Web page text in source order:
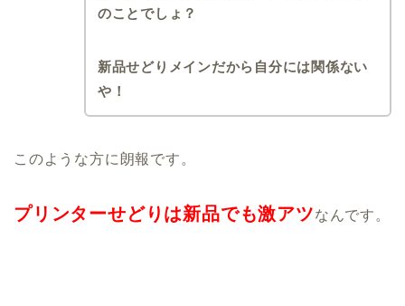
のことでしょ？
新品せどりメインだから自分には関係ない
や！
このような方に朗報です。
プリンターせどりは新品でも激アツなんです。